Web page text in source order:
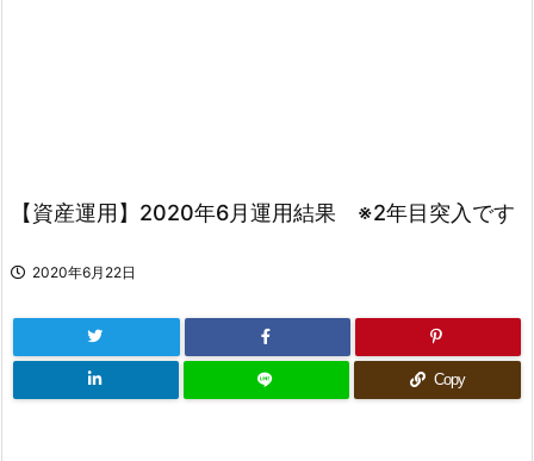
【資産運用】2020年6月運用結果 ※2年目突入です
2020年6月22日
Copy